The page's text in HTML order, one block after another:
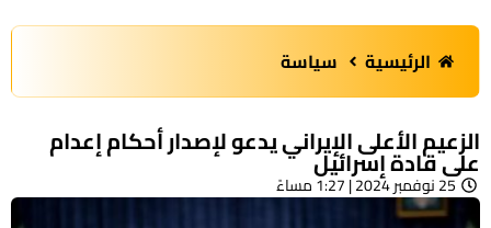
الرئيسية سياسة
الزعيم الأعلى الإيراني يدعو لإصدار أحكام إعدام
على قادة إسرائيل
25 نوفمبر 2024 | 1:27 مساءً